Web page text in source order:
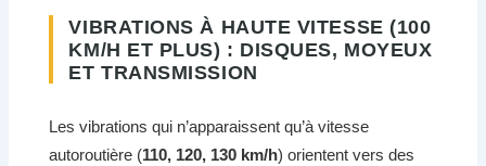
VIBRATIONS À HAUTE VITESSE (100
KM/H ET PLUS) : DISQUES, MOYEUX
ET TRANSMISSION
Les vibrations qui n’apparaissent qu’à vitesse
autoroutière (110, 120, 130 km/h) orientent vers des